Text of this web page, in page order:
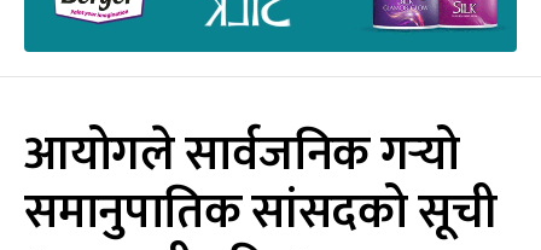
आयोगले सार्वजनिक गर्‍यो
समानुपातिक सांसदको सूची